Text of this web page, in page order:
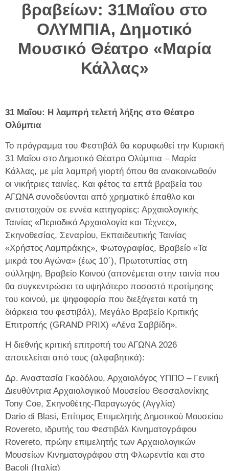
βραβείων: 31Μαΐου στο
ΟΛΥΜΠΙΑ, Δημοτικό
Μουσικό Θέατρο «Μαρία
Κάλλας»
31 Μαΐου: Η λαμπρή τελετή λήξης στο Θέατρο
Ολύμπια
Το πρόγραμμα του Φεστιβάλ θα κορυφωθεί την Κυριακή
31 Μαΐου στο Δημοτικό Θέατρο Ολύμπια – Μαρία
Κάλλας, με μία λαμπρή γιορτή όπου θα ανακοινωθούν
οι νικήτριες ταινίες. Και φέτος τα επτά βραβεία του
ΑΓΩΝΑ συνοδεύονται από χρηματικό έπαθλο και
αντιστοιχούν σε εννέα κατηγορίες: Αρχαιολογικής
Ταινίας «Περιοδικό Αρχαιολογία και Τέχνες»,
Σκηνοθεσίας, Σεναρίου, Εκπαιδευτικής Ταινίας
«Χρήστος Λαμπράκης», Φωτογραφίας, Βραβείο «Τα
μικρά του Αγώνα» (έως 10΄), Πρωτοτυπίας στη
σύλληψη, Βραβείο Κοινού (απονέμεται στην ταινία που
θα συγκεντρώσει το υψηλότερο ποσοστό προτίμησης
του κοινού, με ψηφοφορία που διεξάγεται κατά τη
διάρκεια του φεστιβάλ), Μεγάλο Βραβείο Κριτικής
Επιτροπής (GRAND PRIX) «Λένα Σαββίδη».
Η διεθνής κριτική επιτροπή του ΑΓΩΝΑ 2026
αποτελείται από τους (αλφαβητικά):
Δρ. Αναστασία Γκαδόλου, Αρχαιολόγος ΥΠΠΟ – Γενική
Διευθύντρια Αρχαιολογικού Μουσείου Θεσσαλονίκης
Tony Coe, Σκηνοθέτης-Παραγωγός (Αγγλία)
Dario di Blasi, Επίτιμος Επιμελητής Δημοτικού Μουσείου
Rovereto, ιδρυτής του Φεστιβάλ Κινηματογράφου
Rovereto, πρώην επιμελητής των Αρχαιολογικών
Μουσείων Κινηματογράφου στη Φλωρεντία και στο
Βacoli (Ιταλία)